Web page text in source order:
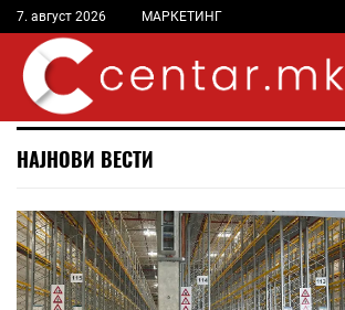
7. август 2026 МАРКЕТИНГ
НАЈНОВИ ВЕСТИ